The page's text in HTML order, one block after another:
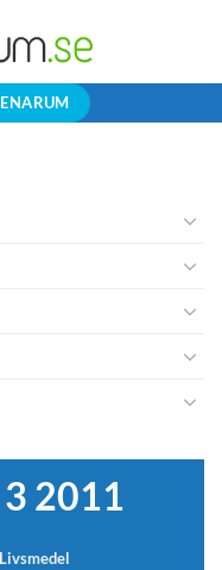
2011